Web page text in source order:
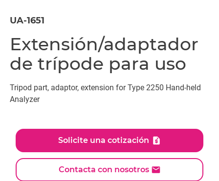
UA-1651
Extensión/adaptador
de trípode para uso
Tripod part, adaptor, extension for Type 2250 Hand-held
Analyzer
Solicite una cotización
Contacta con nosotros